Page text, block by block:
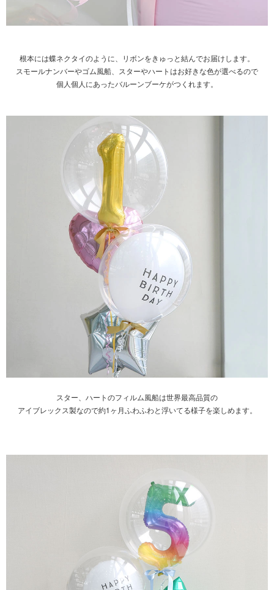
根本には蝶ネクタイのように、リボンをきゅっと結んでお届けします。
スモールナンバーやゴム風船、スターやハートはお好きな色が選べるので
個人個人にあったバルーンブーケがつくれます。
スター、ハートのフィルム風船は世界最高品質の
アイブレックス製なので約1ヶ月ふわふわと浮いてる様子を楽しめます。